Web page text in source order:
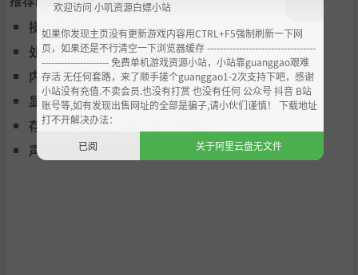
扩大影响，解锁未来
你的教学成果与声望将直接转化为寺子屋在各个地区的
力
：
赢得声望：优秀的教学评价是提升影响力的关键。影响
力是荣誉，更是发展的基石。
解锁丰厚回报：随着特定区域影响力的提高，你将能解
操作系统:Windows 10
处理器:Intel Core i5-4200H @ 2.8GHz
内存:4 GB RAM
显卡:Intel HD Graphics 4600
存储空间:需要 500 MB 可用空间
声卡:
基本音频设备
欢迎访问 小叽资源白嫖小站
如果你发现主页没有更新游戏内容用CTRL+F5强制刷新一下网
页，如果还是不行清空一下浏览器缓存 ----------------------------------
--------------------- 免费单机游戏资源小站，小站靠guanggao艰难
存活 无任何套路，来了顺手搓个guanggao1-2次支持下吧，感谢
小站没有充值.不卖会员.也没有打赏 也没有任何 公众号 抖音 B站
账号等,如有发现出售网址的全部是骗子,请小伙们谨慎！ 下载地址
打不开解决办法：
已阅
关于阿里云盘无文件